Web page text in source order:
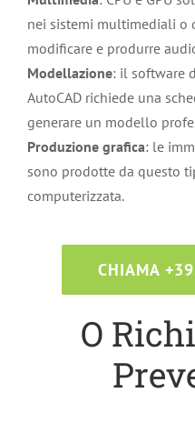
nei sistemi multimediali o
modificare e produrre
Modellazione: il software
AutoCAD richiede una
generare un modello
Produzione grafica: le
sono prodotte da questo
computerizzata.
CHIAMA
O